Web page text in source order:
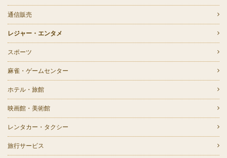
通信販売
レジャー・エンタメ
スポーツ
麻雀・ゲームセンター
ホテル・旅館
映画館・美術館
レンタカー・タクシー
旅行サービス